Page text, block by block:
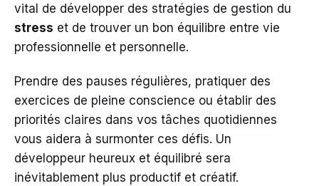
vital de développer des stratégies de gestion du
stress et de trouver un bon équilibre entre vie
professionnelle et personnelle.
Prendre des pauses régulières, pratiquer des
exercices de pleine conscience ou établir des
priorités claires dans vos tâches quotidiennes
vous aidera à surmonter ces défis. Un
développeur heureux et équilibré sera
inévitablement plus productif et créatif.